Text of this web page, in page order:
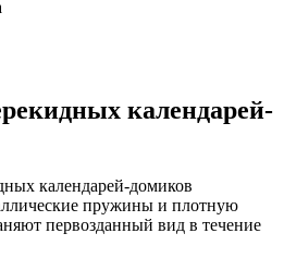
календарей-
календарей-домиков
пружины и плотную
первозданный вид в течение